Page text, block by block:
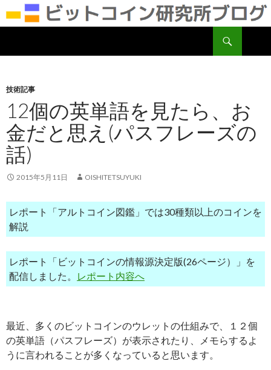
ン
ツ
へ
移
動
技術記事
12個の英単語を見たら、お
金だと思え(パスフレーズの
話)
2015年5月11日 OISHITETSUYUKI
レポート「アルトコイン図鑑」では30種類以上のコインを
解説
レポート「ビットコインの情報源決定版(26ページ）」を
配信しました。
レポート内容へ
最近、多くのビットコインのウレットの仕組みで、１２個
の英単語（パスフレーズ）が表示されたり、メモらするよ
うに言われることが多くなっていると思います。